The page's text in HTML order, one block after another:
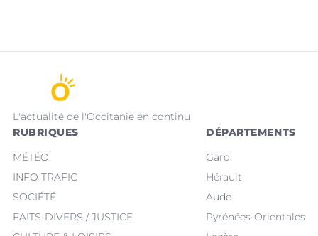
L'actualité de l'Occitanie en continu
RUBRIQUES
MÉTÉO
INFO TRAFIC
SOCIÉTÉ
FAITS-DIVERS / JUSTICE
DÉPARTEMENTS
Gard
Hérault
Aude
Pyrénées-Orientales